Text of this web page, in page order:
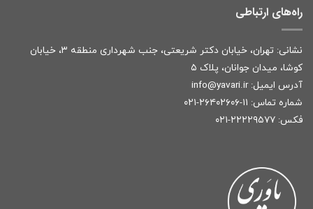
راه‌های ارتباطی
نشانی: تهران، خیابان دکتر شریعتی، جنب شهرداری منطقه ۳، خیابان
کوشا، میدان جوانان، پلاک ۵
آدرس ایمیل: info@yavari.ir
شماره تماس: ۱۱-۲۶۴۰۲۶۰۶-۰۲۱
فکس: ۲۲۲۲۹۵۷۷-۰۲۱